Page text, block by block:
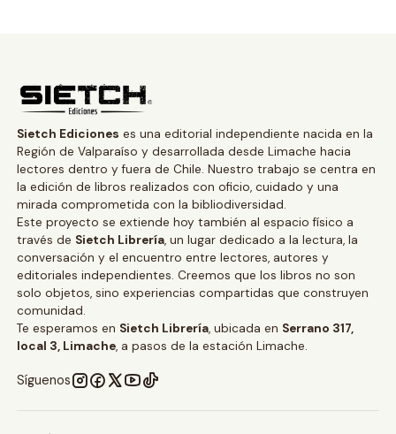
Sietch Ediciones es una editorial independiente nacida en la
Región de Valparaíso y desarrollada desde Limache hacia
lectores dentro y fuera de Chile. Nuestro trabajo se centra en
la edición de libros realizados con oficio, cuidado y una
mirada comprometida con la bibliodiversidad.
Este proyecto se extiende hoy también al espacio físico a
través de Sietch Librería, un lugar dedicado a la lectura, la
conversación y el encuentro entre lectores, autores y
editoriales independientes. Creemos que los libros no son
solo objetos, sino experiencias compartidas que construyen
comunidad.
Te esperamos en Sietch Librería, ubicada en Serrano 317,
local 3, Limache, a pasos de la estación Limache.
Síguenos